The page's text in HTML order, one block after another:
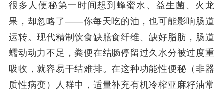
很多人便秘第一时间想到蜂蜜水、益生菌、火龙
果，却忽略了——你每天吃的油，也可能影响肠道
运转。现代精制饮食缺膳食纤维、缺好脂肪，肠道
蠕动动力不足，粪便在结肠停留过久水分被过度重
吸收，就容易干结难排。在这种功能性便秘（非器
质性病变）人群中，适量补充有机冷榨亚麻籽油常